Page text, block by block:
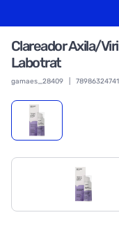
Clareador Axila/
Labotrat
gamaes_28409